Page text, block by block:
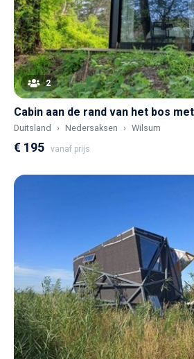
2
Duitsland Nedersaksen Wilsum
€ 195 vanaf prijs